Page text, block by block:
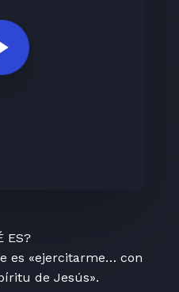
ES?
es «ejercitarme… con
de Jesús».